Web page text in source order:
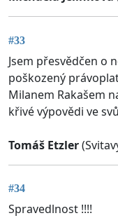
#33
Jsem přesvědčen o
poškozený
Milanem Rakašem
křivé výpovědi ve
Tomáš Etzler
#34
Spravedlnost !!!!